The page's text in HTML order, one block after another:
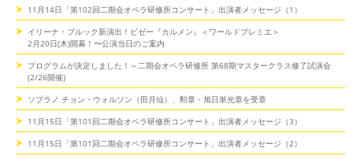
11月14日「第102回二期会オペラ研修所コンサート」出演者メッセージ（1）
イリーナ・ブルック新演出！ビゼー『カルメン』＜ワールドプレミエ＞
2月20日(木)開幕！〜公演当日のご案内
プログラムが決定しました！～二期会オペラ研修所 第68期マスタークラス修了試演会
(2/26開催)
ソプラノ チョン・ウォルソン（田月仙）、勲章・旭日単光章を受章
11月15日「第101回二期会オペラ研修所コンサート」出演者メッセージ（3）
11月15日「第101回二期会オペラ研修所コンサート」出演者メッセージ（2）